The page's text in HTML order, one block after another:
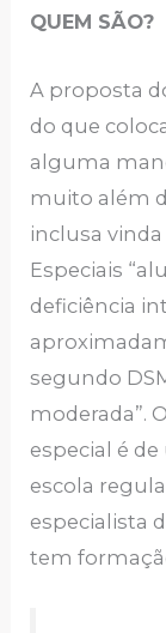
QUEM SÃO?
A proposta
do que
alguma
muito além
inclusa
Especiais
deficiência
segundo
moderada”.
especial é
escola
especialista
tem